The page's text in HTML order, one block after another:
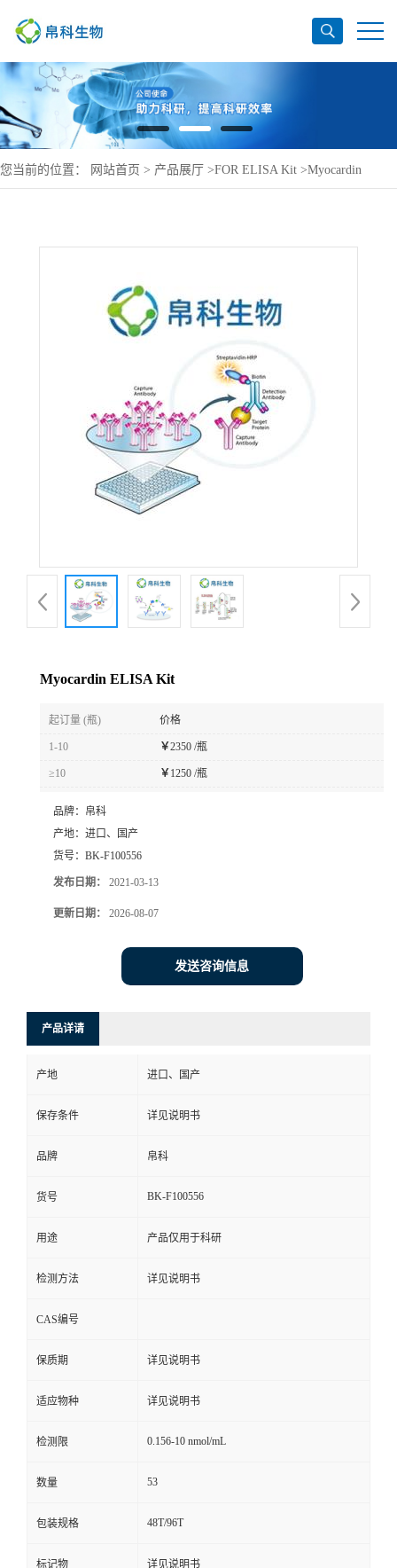
您当前的位置： 网站首页 > 产品展厅 >FOR ELISA Kit >Myocardin
Myocardin ELISA Kit
起订量 (瓶) 价格
1-10 ￥2350 /瓶
≥10 ￥ 1250 /瓶
品牌： 帛科
产地： 进口、国产
货号： BK-F100556
发布日期： 2021-03-13
更新日期： 2026-08-07
发送咨询信息
产品详请
产地 进口、国产
保存条件 详见说明书
品牌 帛科
货号 BK-F100556
用途 产品仅用于科研
检测方法 详见说明书
CAS编号
保质期 详见说明书
适应物种 详见说明书
检测限 0.156-10 nmol/mL
数量 53
包装规格 48T/96T
标记物 详见说明书